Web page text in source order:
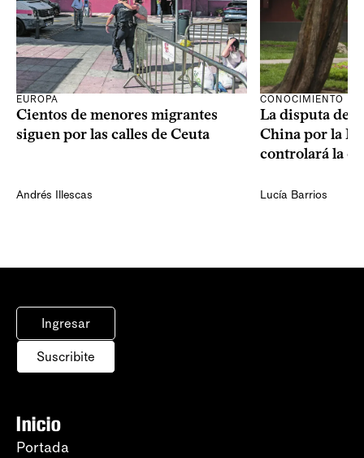
EUROPA
Cientos de menores migrantes
siguen por las calles de Ceuta
Andrés Illescas
CONOCIMIENTO
La disputa de
China por la
controlará la
Lucía Barrios
Ingresar
Suscribite
Inicio
Portada